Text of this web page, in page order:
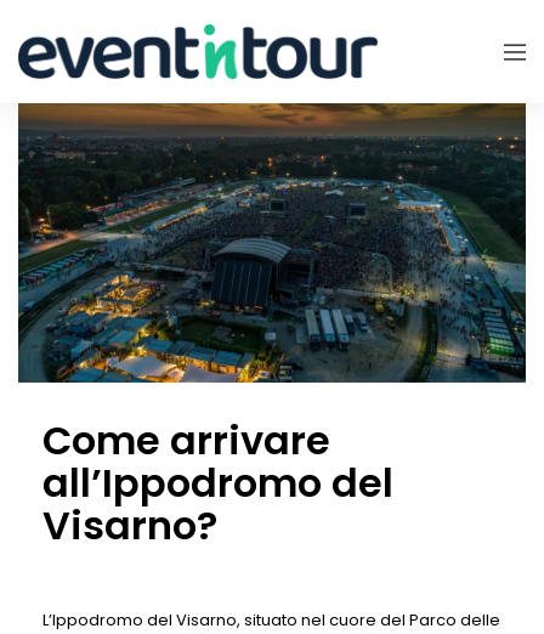
Come arrivare
all’Ippodromo del
Visarno?
L’Ippodromo del Visarno, situato nel cuore del Parco delle